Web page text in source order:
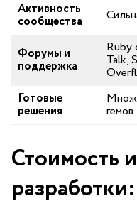
Активность
сообщества
Форумы и
поддержка
Ruby
Talk,
Готовые
⁤решения гемов
Стоимость